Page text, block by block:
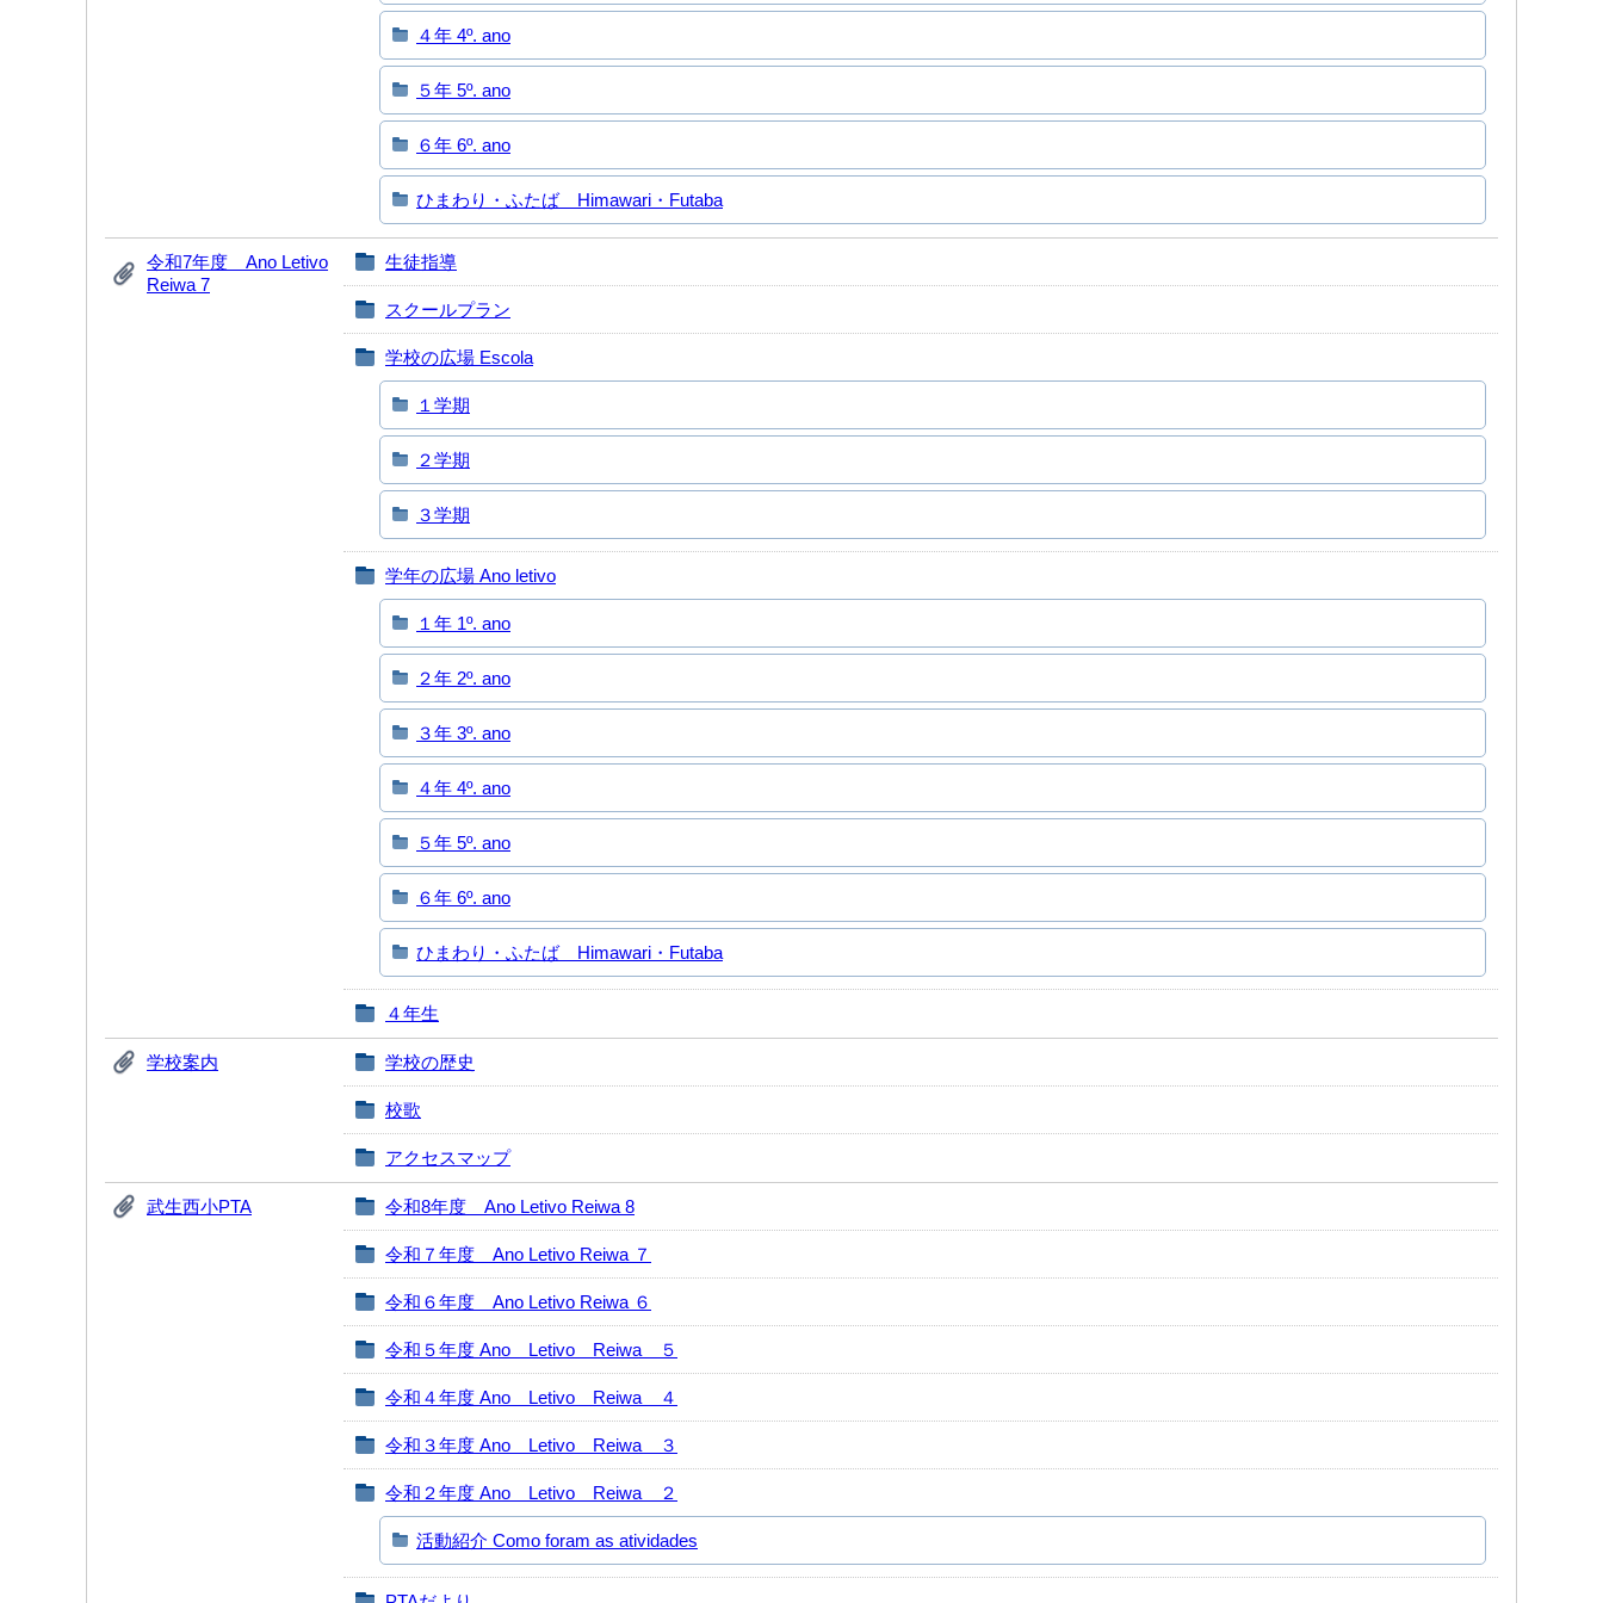
４年 4º. ano
５年 5º. ano
６年 6º. ano
ひまわり・ふたば Himawari・Futaba
令和7年度 Ano Letivo
Reiwa 7
生徒指導
スクールプラン
学校の広場 Escola
１学期
２学期
３学期
学年の広場 Ano letivo
１年 1º. ano
２年 2º. ano
３年 3º. ano
４年 4º. ano
５年 5º. ano
６年 6º. ano
ひまわり・ふたば Himawari・Futaba
４年生
学校案内 学校の歴史
校歌
アクセスマップ
武生西小PTA 令和8年度 Ano Letivo Reiwa 8
令和７年度 Ano Letivo Reiwa ７
令和６年度 Ano Letivo Reiwa ６
令和５年度 Ano Letivo Reiwa ５
令和４年度 Ano Letivo Reiwa ４
令和３年度 Ano Letivo Reiwa ３
令和２年度 Ano Letivo Reiwa ２
活動紹介 Como foram as atividades